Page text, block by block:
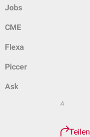
Jobs
CME
Flexa
Piccer
Ask
A
Teilen